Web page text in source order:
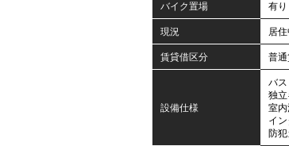
バイク置場 有り
現況 居住
賃貸借区分 普通
設備仕様
バス
独
室
イ
防